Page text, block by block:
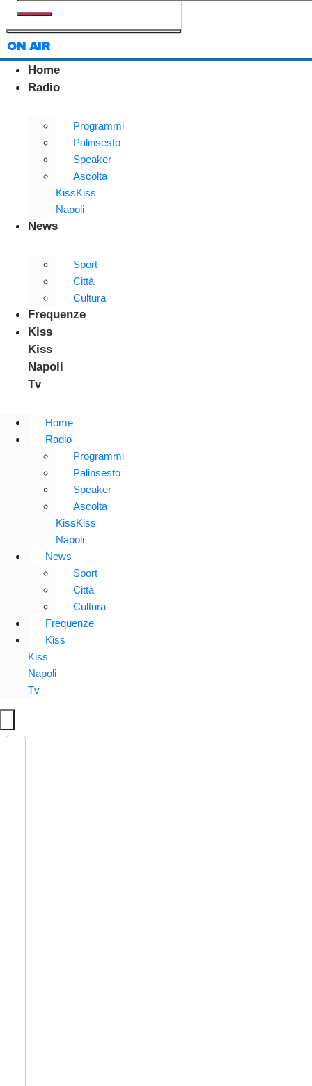
ON AIR
Home
Radio
Programmi
Palinsesto
Speaker
Ascolta
KissKiss
Napoli
News
Sport
Città
Cultura
Frequenze
Kiss
Kiss
Napoli
Tv
Home
Radio
Programmi
Palinsesto
Speaker
Ascolta
KissKiss
Napoli
News
Sport
Città
Cultura
Frequenze
Kiss
Kiss
Napoli
Tv